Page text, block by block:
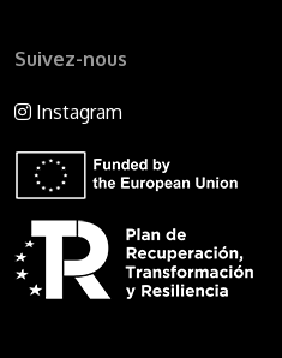
Suivez-nous
Instagram